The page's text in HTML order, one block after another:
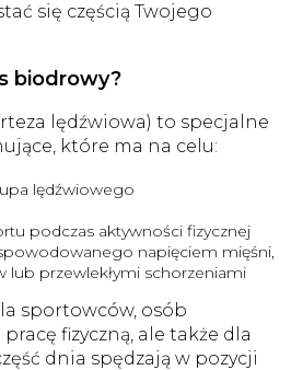
się częścią Twojego
biodrowy?
lędźwiowa) to specjalne
które ma na celu:
lędźwiowego
podczas aktywności fizycznej
napięciem mięśni,
lub przewlekłymi schorzeniami
sportowców, osób
fizyczną, ale także dla
dnia spędzają w pozycji